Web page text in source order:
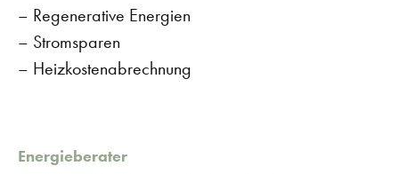
– Regenerative Energien
– Stromsparen
– Heizkostenabrechnung
Energieberater